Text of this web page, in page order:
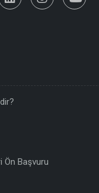
Ön Başvuru